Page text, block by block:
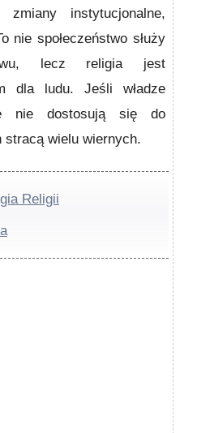
instytucjonalne,
nie społeczeństwo służy
lecz religia jest
dla ludu. Jeśli władze
nie dostosują się do
stracą wielu wiernych.
Religii